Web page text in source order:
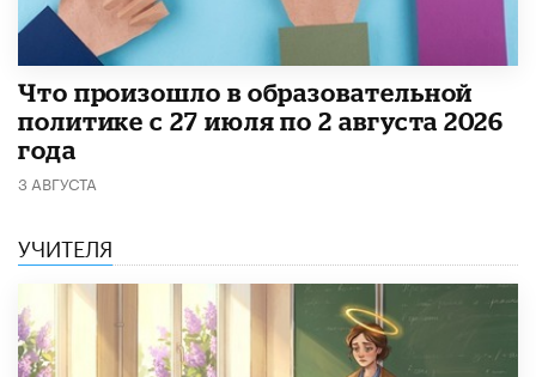
​Что произошло в образовательной
политике с 27 июля по 2 августа 2026
года
3 АВГУСТА
УЧИТЕЛЯ